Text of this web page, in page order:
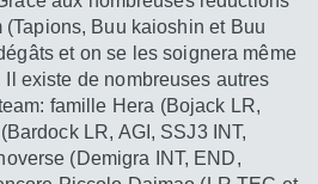
Buu kaioshin et Buu
et on se les soignera même
existe de nombreuses autres
famille Hera (Bojack LR,
LR, AGI, SSJ3 INT,
(Demigra INT, END,